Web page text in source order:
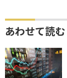
あわせて読む